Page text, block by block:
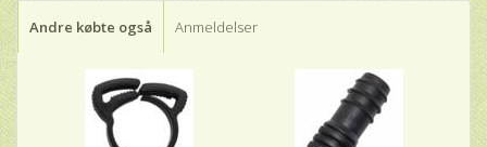
Andre købte også Anmeldelser